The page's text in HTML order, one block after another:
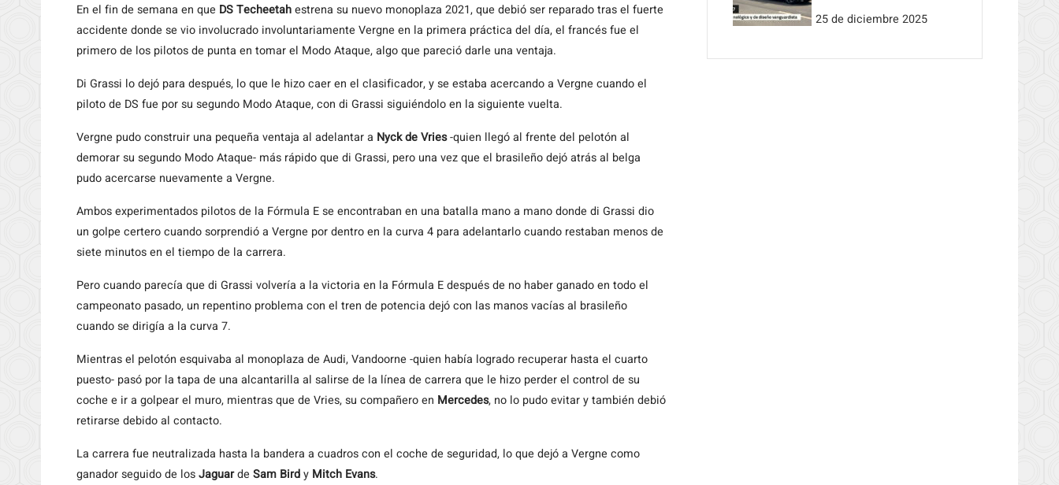
En el fin de semana en que DS Techeetahestrena su nuevo monoplaza 2021, que debió ser reparado tras el fuerte
accidente donde se vio involucrado involuntariamente Vergne en la primera práctica del día, el francés fue el
primero de los pilotos de punta en tomar el Modo Ataque, algo que pareció darle una ventaja.
Di Grassi lo dejó para después, lo que le hizo caer en el clasificador, y se estaba acercando a Vergne cuando el
piloto de DS fue por su segundo Modo Ataque, con di Grassi siguiéndolo en la siguiente vuelta.
Vergne pudo construir una pequeña ventaja al adelantar a Nyck de Vries-quien llegó al frente del pelotón al
demorar su segundo Modo Ataque- más rápido que di Grassi, pero una vez que el brasileño dejó atrás al belga
pudo acercarse nuevamente a Vergne.
Ambos experimentados pilotos de la Fórmula E se encontraban en una batalla mano a mano donde di Grassi dio
un golpe certero cuando sorprendió a Vergne por dentro en la curva 4 para adelantarlo cuando restaban menos de
siete minutos en el tiempo de la carrera.
Pero cuando parecía que di Grassi volvería a la victoria en la Fórmula E después de no haber ganado en todo el
campeonato pasado, un repentino problema con el tren de potencia dejó con las manos vacías al brasileño
cuando se dirigía a la curva 7.
Mientras el pelotón esquivaba al monoplaza de Audi, Vandoorne -quien había logrado recuperar hasta el cuarto
puesto- pasó por la tapa de una alcantarilla al salirse de la línea de carrera que le hizo perder el control de su
coche e ir a golpear el muro, mientras que de Vries, su compañero en Mercedes, no lo pudo evitar y también debió
retirarse debido al contacto.
La carrera fue neutralizada hasta la bandera a cuadros con el coche de seguridad, lo que dejó a Vergne como
ganador seguido de losJaguarde Sam Birdy Mitch Evans.
25 de diciembre 2025